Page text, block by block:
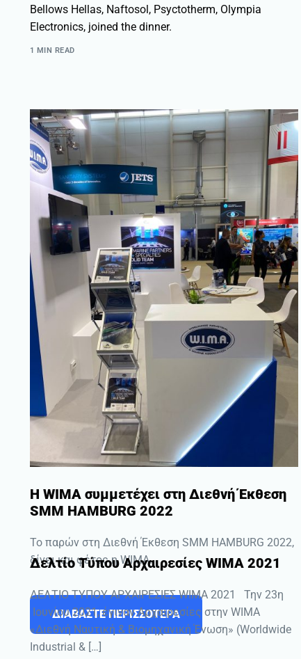
Bellows Hellas, Naftosol, Psyctotherm, Olympia
Electronics, joined the dinner.
1 MIN READ
Η WIMA συμμετέχει στη Διεθνή Έκθεση
SMM HAMBURG 2022
Το παρών στη Διεθνή Έκθεση SMM HAMBURG 2022,
δίνει και φέτος η WIMA.
ΔΙΑΒΑΣΤΕ ΠΕΡΙΣΣΟΤΕΡΑ
Δελτίο Τύπου Αρχαιρεσίες WIMA 2021
ΔΕΛΤΙΟ ΤΥΠΟΥ ΑΡΧΑΙΡΕΣΙΕΣ WIMA 2021 Την 23η
Ιουνίου 2021, έγιναν Αρχαιρεσίες στην WIMA
«Διεθνή Ναυτική & Βιομηχανική Ένωση» (Worldwide
Industrial & […]